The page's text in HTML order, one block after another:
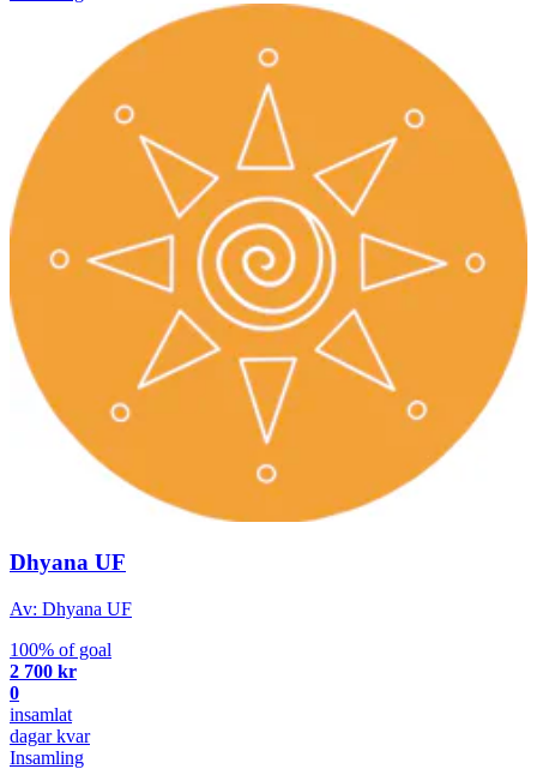
Dhyana UF
Av: Dhyana UF
100% of goal
2 700 kr
0
insamlat
dagar kvar
Insamling